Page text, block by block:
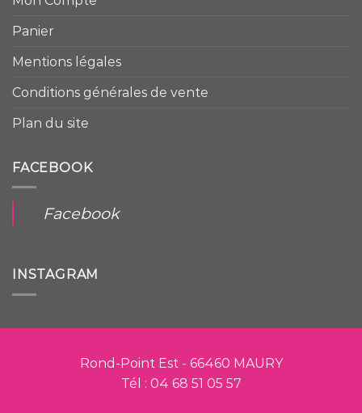
Panier
Mentions légales
Conditions générales de vente
Plan du site
FACEBOOK
Facebook
INSTAGRAM
Rond-Point Est - 66460 MAURY
Tél : 04 68 51 05 57